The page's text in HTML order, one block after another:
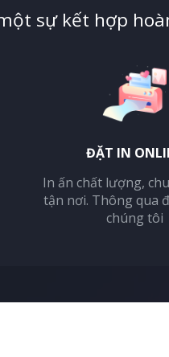
sự kết hợp
ĐẶT IN
In ấn chất lượng,
tận nơi. Thông qua
chúng tôi